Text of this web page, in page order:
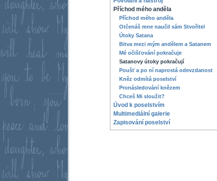
Příchod mého anděla
Příchod mého anděla
Otčenáš mne naučil sám Stvořitel
Útoky Satana
Bitva mezi mým andělem a Satanem
Mé očišťování pokračuje
Satanovy útoky pokračují
Poušť a po ní naprostá odevzdanost
Kněz odmítá poselství
Pronásledování knězem
Chceš Mi sloužit?
Úvod k poselstvím
Multimediální­ galerie
Zapisování poselství